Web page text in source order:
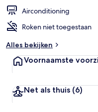
Airconditioning
Roken niet toegestaan
Alles bekijken
Voornaamste
Net als thuis (6)